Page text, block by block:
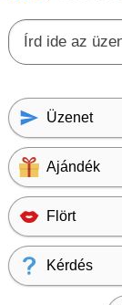
Üzenet
Ajándék
Flört
Kérdés